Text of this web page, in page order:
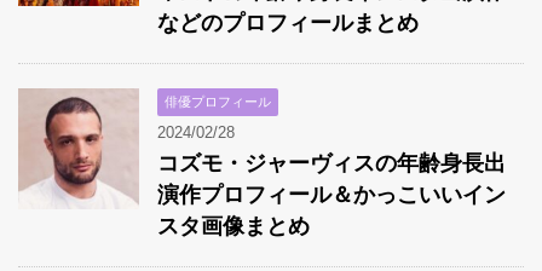
などのプロフィールまとめ
俳優プロフィール
2024/02/28
コズモ・ジャーヴィスの年齢身長出
演作プロフィール＆かっこいいイン
スタ画像まとめ